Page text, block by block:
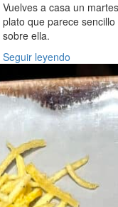
Vuelves a casa un
plato que parece
sobre ella.
Seguir leyendo